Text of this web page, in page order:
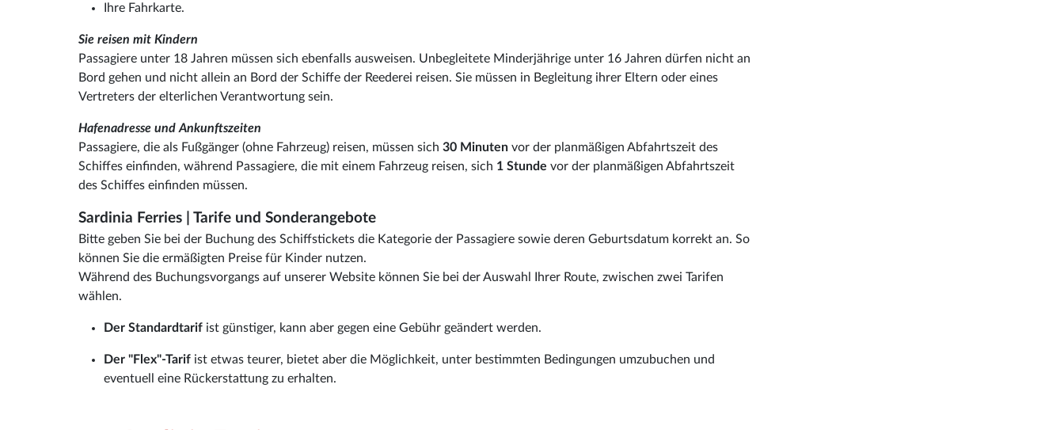
Ihre Fahrkarte.
Sie reisen mit Kindern
Passagiere unter 18 Jahren müssen sich ebenfalls ausweisen. Unbegleitete Minderjährige unter 16 Jahren dürfen nicht an
Bord gehen und nicht allein an Bord der Schiffe der Reederei reisen. Sie müssen in Begleitung ihrer Eltern oder eines
Vertreters der elterlichen Verantwortung sein.
Hafenadresse und Ankunftszeiten
Passagiere, die als Fußgänger (ohne Fahrzeug) reisen, müssen sich 30 Minuten vor der planmäßigen Abfahrtszeit des
Schiffes einfinden, während Passagiere, die mit einem Fahrzeug reisen, sich 1 Stunde vor der planmäßigen Abfahrtszeit
des Schiffes einfinden müssen.
Sardinia Ferries | Tarife und Sonderangebote
Bitte geben Sie bei der Buchung des Schiffstickets die Kategorie der Passagiere sowie deren Geburtsdatum korrekt an. So
können Sie die ermäßigten Preise für Kinder nutzen.
Während des Buchungsvorgangs auf unserer Website können Sie bei der Auswahl Ihrer Route, zwischen zwei Tarifen
wählen.
Der Standardtarif ist günstiger, kann aber gegen eine Gebühr geändert werden.
Der "Flex"-Tarif ist etwas teurer, bietet aber die Möglichkeit, unter bestimmten Bedingungen umzubuchen und
eventuell eine Rückerstattung zu erhalten.